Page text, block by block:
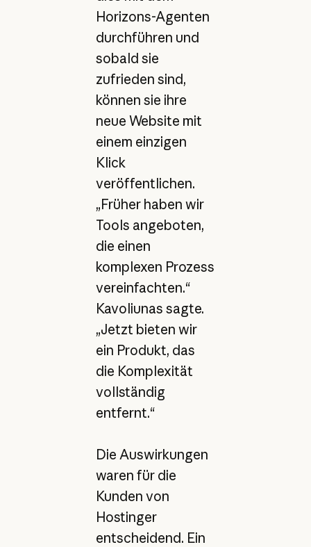
Horizons-Agenten
durchführen und
sobald sie
zufrieden sind,
können sie ihre
neue Website mit
einem einzigen
Klick
veröffentlichen.
„Früher haben wir
Tools angeboten,
die einen
komplexen Prozess
vereinfachten.“
Kavoliunas sagte.
„Jetzt bieten wir
ein Produkt, das
die Komplexität
vollständig
entfernt.“
Die Auswirkungen
waren für die
Kunden von
Hostinger
entscheidend. Ein